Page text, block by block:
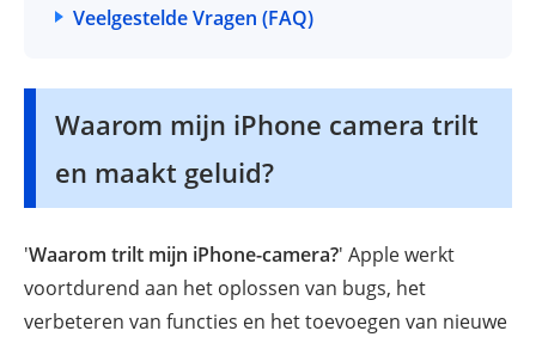
Veelgestelde Vragen (FAQ)
Waarom mijn iPhone camera trilt
en maakt geluid?
'Waarom trilt mijn iPhone-camera?' Apple werkt
voortdurend aan het oplossen van bugs, het
verbeteren van functies en het toevoegen van nieuwe